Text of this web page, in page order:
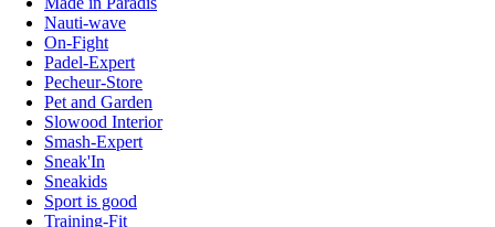
Nauti-wave
On-Fight
Padel-Expert
Pecheur-Store
Pet and Garden
Slowood Interior
Smash-Expert
Sneak'In
Sneakids
Sport is good
Training-Fit